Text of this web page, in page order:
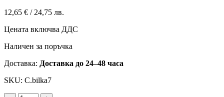
12,65 € / 24,75 лв.
Цената включва ДДС
Наличен за поръчка
Доставка: Доставка до 24–48 часа
SKU: C.bilka7